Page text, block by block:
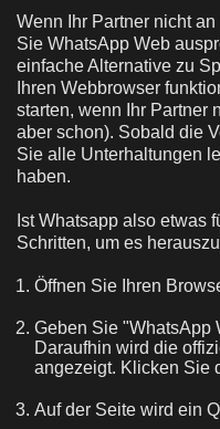
Wenn Ihr Partner nicht
Sie WhatsApp Web
einfache Alternative zu
Ihren Webbrowser
starten, wenn Ihr Partner
aber schon). Sobald die
Sie alle Unterhaltungen
haben.
Ist Whatsapp also etwas
Schritten, um es
Öffnen Sie Ihren
Geben Sie "WhatsApp
Daraufhin wird die
angezeigt. Klicken Sie
Auf der Seite wird ein